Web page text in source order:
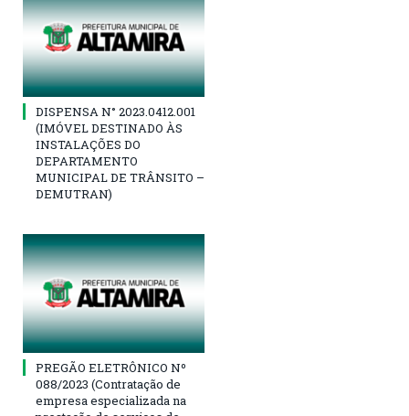
DISPENSA N° 2023.0412.001
(IMÓVEL DESTINADO ÀS
INSTALAÇÕES DO
DEPARTAMENTO
MUNICIPAL DE TRÂNSITO –
DEMUTRAN)
PREGÃO ELETRÔNICO Nº
088/2023 (Contratação de
empresa especializada na